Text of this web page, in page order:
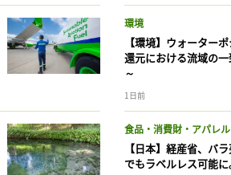
環境
【環境】ウォーター
還元における流域の
～
1日前
食品・消費財・アパレル
【日本】経産省、バ
でもラベルレス可能